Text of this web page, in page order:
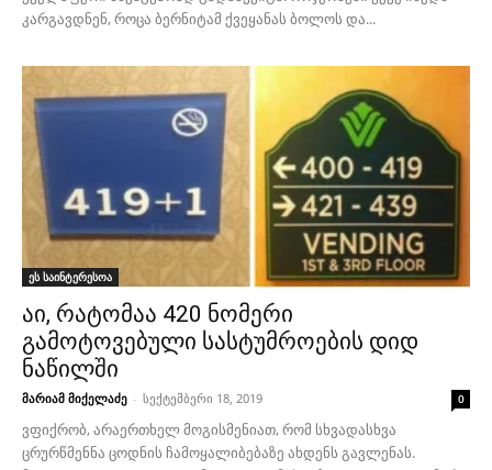
კარგავდნენ, როცა ბერნიტამ ქვეყანას ბოლოს და...
ეს საინტერესოა
აი, რატომაა 420 ნომერი
გამოტოვებული სასტუმროების დიდ
ნაწილში
მარიამ მიქელაძე - სექტემბერი 18, 2019 0
ვფიქრობ, არაერთხელ მოგისმენიათ, რომ სხვადასხვა
ცრურწმენნა ცოდნის ჩამოყალიბებაზე ახდენს გავლენას.